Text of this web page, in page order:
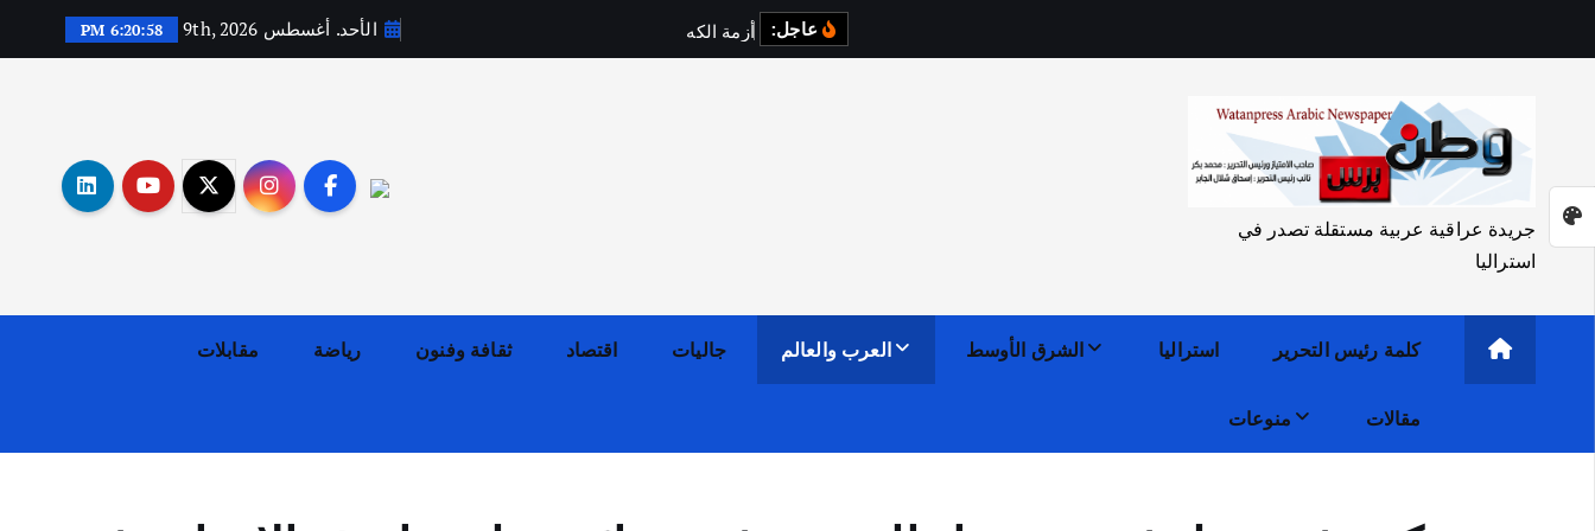
عاجل: أزمة ال هر باء في الأحد. أغسطس 9th, 2026 6:20:59 PM
جريدة عراقية عربية مستقلة تصدر في
استراليا
كلمة رئيس التحرير استراليا الشرق الأوسط العرب والعالم جاليات اقتصاد ثقافة وفنون رياضة مقابلات
مقالات منوعات
أغسطس 3, 2026
أهم الأخبار جاليات غير مصنف